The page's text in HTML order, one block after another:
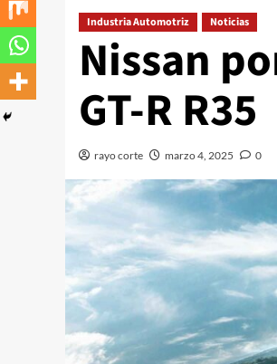
Industria Automotriz Noticias
Nissan
GT-R R35
rayo corte marzo 4, 2025 0